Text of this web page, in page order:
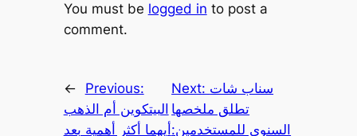
You must be logged in to post a
comment.
←
Previous:
البيتكوين أم الذهب
أيهما أكثر أهمية بعد
Next: سناب شات
تطلق ملخصها
السنوي للمستخدمين: